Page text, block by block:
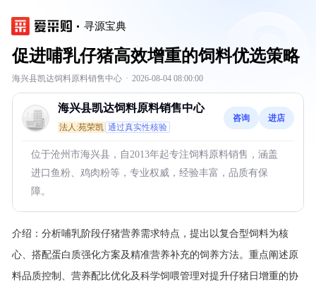
寻源宝典
促进哺乳仔猪高效增重的饲料优选策略
海兴县凯达饲料原料销售中心 · 2026-08-04 08:00:00
海兴县凯达饲料原料销售中心
法人:苑荣凯 通过真实性核验
咨询 进店
位于沧州市海兴县，自2013年起专注饲料原料销售，涵盖
进口鱼粉、鸡肉粉等，专业权威，经验丰富，品质有保
障。
介绍： 分析哺乳阶段仔猪营养需求特点，提出以复合型饲料为核
心、搭配蛋白质强化方案及精准营养补充的饲养方法。重点阐述原
料品质控制、营养配比优化及科学饲喂管理对提升仔猪日增重的协